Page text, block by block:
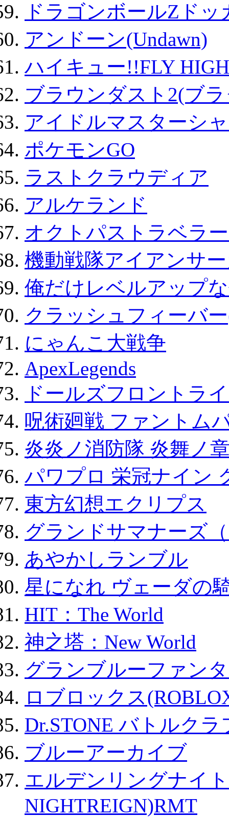
ドラゴンボールZド
アンドーン(Undawn)
ハイキュー!!FLY HIGH
ブラウンダスト2(ブ
アイドルマスターシ
ポケモンGO
ラストクラウディア
アルケランド
オクトパストラベラ
機動戦隊アイアンサ
俺だけレベルアップ
クラッシュフィーバ
にゃんこ大戦争
ApexLegends
ドールズフロントラ
呪術廻戦 ファントム
炎炎ノ消防隊 炎舞ノ
パワプロ 栄冠ナイン
東方幻想エクリプス
グランドサマナーズ
あやかしランブル
星になれ ヴェーダの
HIT：The World
神之塔：New World
グランブルーファン
ロブロックス
Dr.STONE バトルク
ブルーアーカイブ
エルデンリングナイ
NIGHTREIGN)RMT